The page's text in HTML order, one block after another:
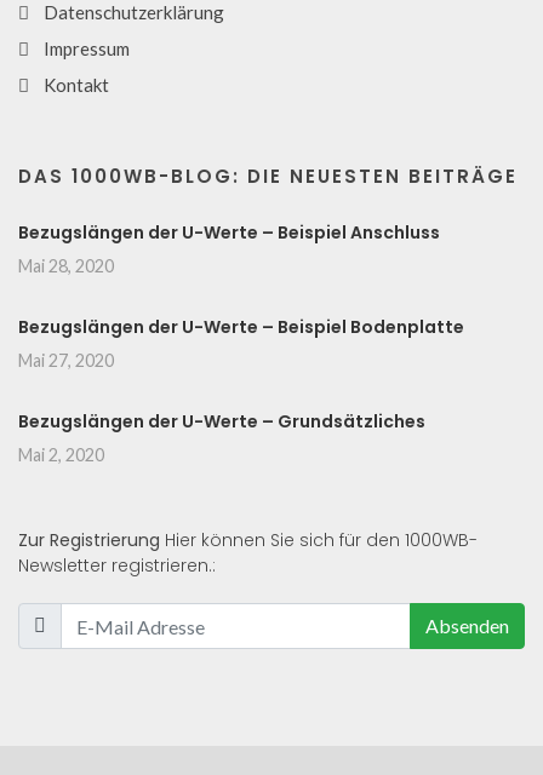
Datenschutzerklärung
Impressum
Kontakt
DAS 1000WB-BLOG: DIE NEUESTEN BEITRÄGE
Bezugslängen der U-Werte – Beispiel Anschluss
Mai 28, 2020
Bezugslängen der U-Werte – Beispiel Bodenplatte
Mai 27, 2020
Bezugslängen der U-Werte – Grundsätzliches
Mai 2, 2020
Zur Registrierung Hier können Sie sich für den 1000WB-
Newsletter registrieren.:
Absenden